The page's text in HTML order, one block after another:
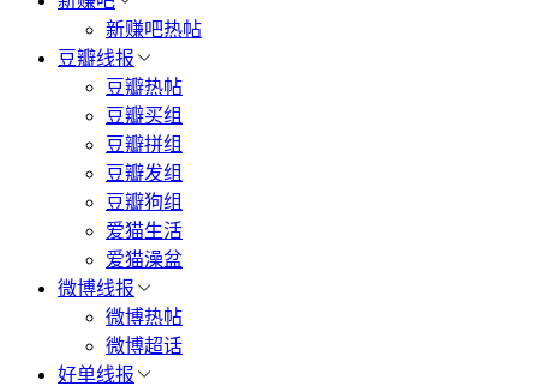
新赚吧热帖
豆瓣线报
豆瓣热帖
豆瓣买组
豆瓣拼组
豆瓣发组
豆瓣狗组
爱猫生活
爱猫澡盆
微博线报
微博热帖
微博超话
好单线报